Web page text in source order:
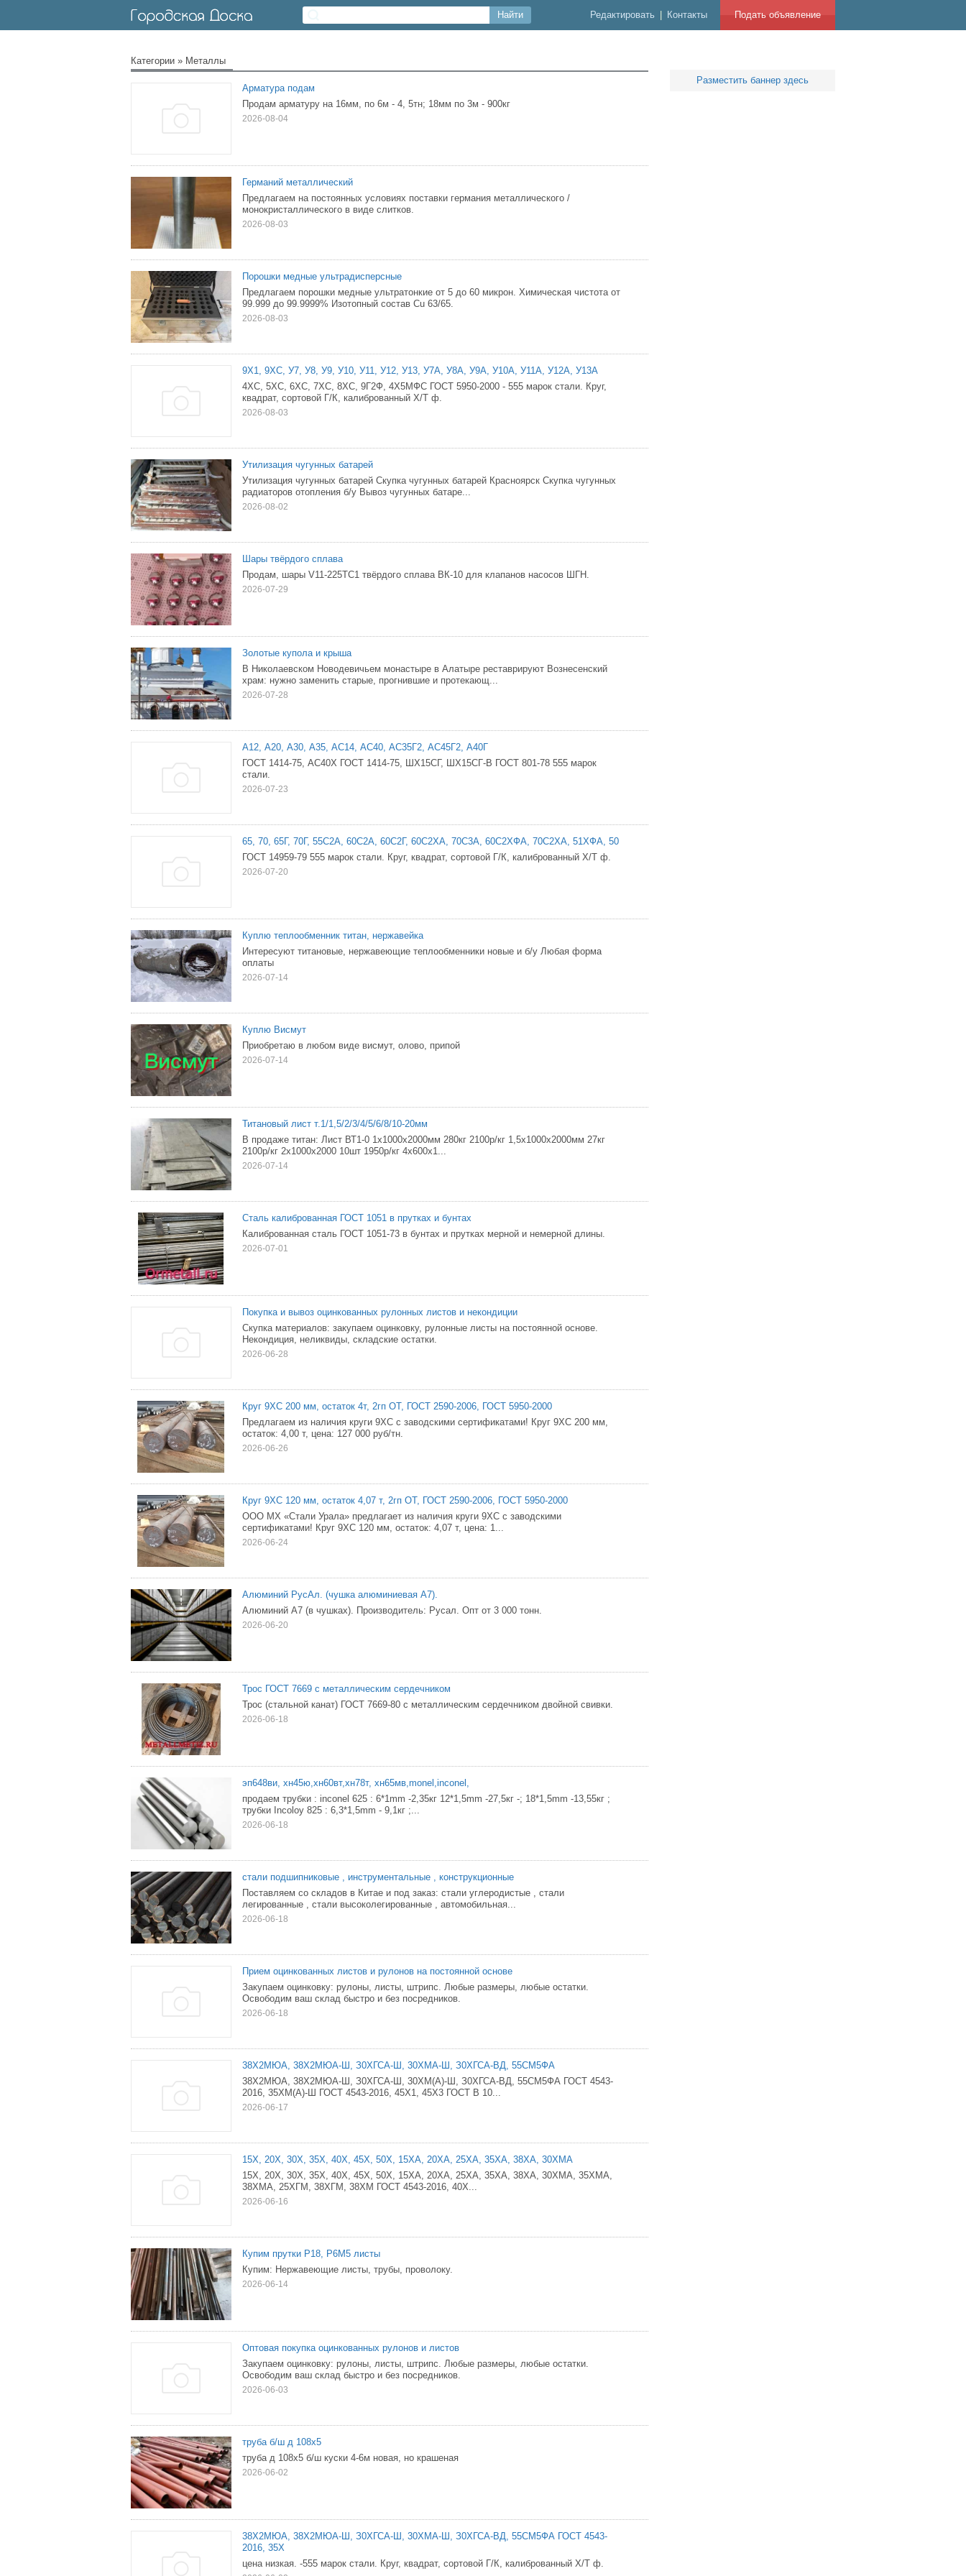
Подать объявление
Редактировать Контакты
Категории » Металлы
Арматура подам
Продам арматуру на 16мм, по 6м - 4, 5тн; 18мм по 3м - 900кг
2026-08-04
Германий металлический
Предлагаем на постоянных условиях поставки германия металлического /
монокристаллического в виде слитков.
2026-08-03
Порошки медные ультрадисперсные
Предлагаем порошки медные ультратонкие от 5 до 60 микрон. Химическая чистота от
99.999 до 99.9999% Изотопный состав Сu 63/65.
2026-08-03
9Х1, 9ХС, У7, У8, У9, У10, У11, У12, У13, У7А, У8А, У9А, У10А, У11А, У12А, У13А
4ХС, 5ХС, 6ХС, 7ХС, 8ХС, 9Г2Ф, 4Х5МФС ГОСТ 5950-2000 - 555 марок стали. Круг,
квадрат, сортовой Г/К, калиброванный Х/Т ф.
2026-08-03
Утилизация чугунных батарей
Утилизация чугунных батарей Скупка чугунных батарей Красноярск Скупка чугунных
радиаторов отопления б/у Вывоз чугунных батаре...
2026-08-02
Шары твёрдого сплава
Продам, шары V11-225ТС1 твёрдого сплава ВК-10 для клапанов насосов ШГН.
2026-07-29
Золотые купола и крыша
В Николаевском Новодевичьем монастыре в Алатыре реставрируют Вознесенский
храм: нужно заменить старые, прогнившие и протекающ...
2026-07-28
А12, А20, А30, А35, АС14, АС40, АС35Г2, АС45Г2, А40Г
ГОСТ 1414-75, АС40Х ГОСТ 1414-75, ШХ15СГ, ШХ15СГ-В ГОСТ 801-78 555 марок
стали.
2026-07-23
65, 70, 65Г, 70Г, 55С2А, 60С2А, 60С2Г, 60С2ХА, 70С3А, 60С2ХФА, 70С2ХА, 51ХФА, 50
ГОСТ 14959-79 555 марок стали. Круг, квадрат, сортовой Г/К, калиброванный Х/Т ф.
2026-07-20
Куплю теплообменник титан, нержавейка
Интересуют титановые, нержавеющие теплообменники новые и б/у Любая форма
оплаты
2026-07-14
Куплю Висмут
Приобретаю в любом виде висмут, олово, припой
2026-07-14
Титановый лист т.1/1,5/2/3/4/5/6/8/10-20мм
В продаже титан: Лист ВТ1-0 1х1000х2000мм 280кг 2100р/кг 1,5х1000х2000мм 27кг
2100р/кг 2х1000х2000 10шт 1950р/кг 4х600х1...
2026-07-14
Сталь калиброванная ГОСТ 1051 в прутках и бунтах
Калиброванная сталь ГОСТ 1051-73 в бунтах и прутках мерной и немерной длины.
2026-07-01
Покупка и вывоз оцинкованных рулонных листов и некондиции
Скупка материалов: закупаем оцинковку, рулонные листы на постоянной основе.
Некондиция, неликвиды, складские остатки.
2026-06-28
Круг 9ХС 200 мм, остаток 4т, 2гп ОТ, ГОСТ 2590-2006, ГОСТ 5950-2000
Предлагаем из наличия круги 9ХС с заводскими сертификатами! Круг 9ХС 200 мм,
остаток: 4,00 т, цена: 127 000 руб/тн.
2026-06-26
Круг 9ХС 120 мм, остаток 4,07 т, 2гп ОТ, ГОСТ 2590-2006, ГОСТ 5950-2000
ООО МХ «Стали Урала» предлагает из наличия круги 9ХС с заводскими
сертификатами! Круг 9ХС 120 мм, остаток: 4,07 т, цена: 1...
2026-06-24
Алюминий РусАл. (чушка алюминиевая А7).
Алюминий А7 (в чушках). Производитель: Русал. Опт от 3 000 тонн.
2026-06-20
Трос ГОСТ 7669 с металлическим сердечником
Трос (стальной канат) ГОСТ 7669-80 с металлическим сердечником двойной свивки.
2026-06-18
эп648ви, хн45ю,хн60вт,хн78т, хн65мв,monel,inconel,
продаем трубки : inconel 625 : 6*1mm -2,35кг 12*1,5mm -27,5кг -; 18*1,5mm -13,55кг ;
трубки Incoloy 825 : 6,3*1,5mm - 9,1кг ;...
2026-06-18
стали подшипниковые , инструментальные , конструкционные
Поставляем со складов в Китае и под заказ: стали углеродистые , стали
легированные , стали высоколегированные , автомобильная...
2026-06-18
Прием оцинкованных листов и рулонов на постоянной основе
Закупаем оцинковку: рулоны, листы, штрипс. Любые размеры, любые остатки.
Освободим ваш склад быстро и без посредников.
2026-06-18
38Х2МЮА, 38Х2МЮА-Ш, З0ХГСА-Ш, 30ХМА-Ш, З0ХГСА-ВД, 55СМ5ФА
38Х2МЮА, 38Х2МЮА-Ш, З0ХГСА-Ш, 30ХМ(А)-Ш, З0ХГСА-ВД, 55СМ5ФА ГОСТ 4543-
2016, 35ХМ(А)-Ш ГОСТ 4543-2016, 45Х1, 45Х3 ГОСТ В 10...
2026-06-17
15Х, 20Х, 30Х, 35Х, 40Х, 45Х, 50Х, 15ХА, 20ХА, 25ХА, 35ХА, 38ХА, 30ХМА
15Х, 20Х, 30Х, 35Х, 40Х, 45Х, 50Х, 15ХА, 20ХА, 25ХА, 35ХА, 38ХА, 30ХМА, 35ХМА,
38ХМА, 25ХГМ, 38ХГМ, 38ХМ ГОСТ 4543-2016, 40Х...
2026-06-16
Купим прутки Р18, Р6М5 листы
Купим: Нержавеющие листы, трубы, проволоку.
2026-06-14
Оптовая покупка оцинкованных рулонов и листов
Закупаем оцинковку: рулоны, листы, штрипс. Любые размеры, любые остатки.
Освободим ваш склад быстро и без посредников.
2026-06-03
труба б/ш д 108х5
труба д 108х5 б/ш куски 4-6м новая, но крашеная
2026-06-02
38Х2МЮА, 38Х2МЮА-Ш, З0ХГСА-Ш, 30ХМА-Ш, З0ХГСА-ВД, 55СМ5ФА ГОСТ 4543-
2016, 35Х
цена низкая. -555 марок стали. Круг, квадрат, сортовой Г/К, калиброванный Х/Т ф.
Разместить баннер здесь